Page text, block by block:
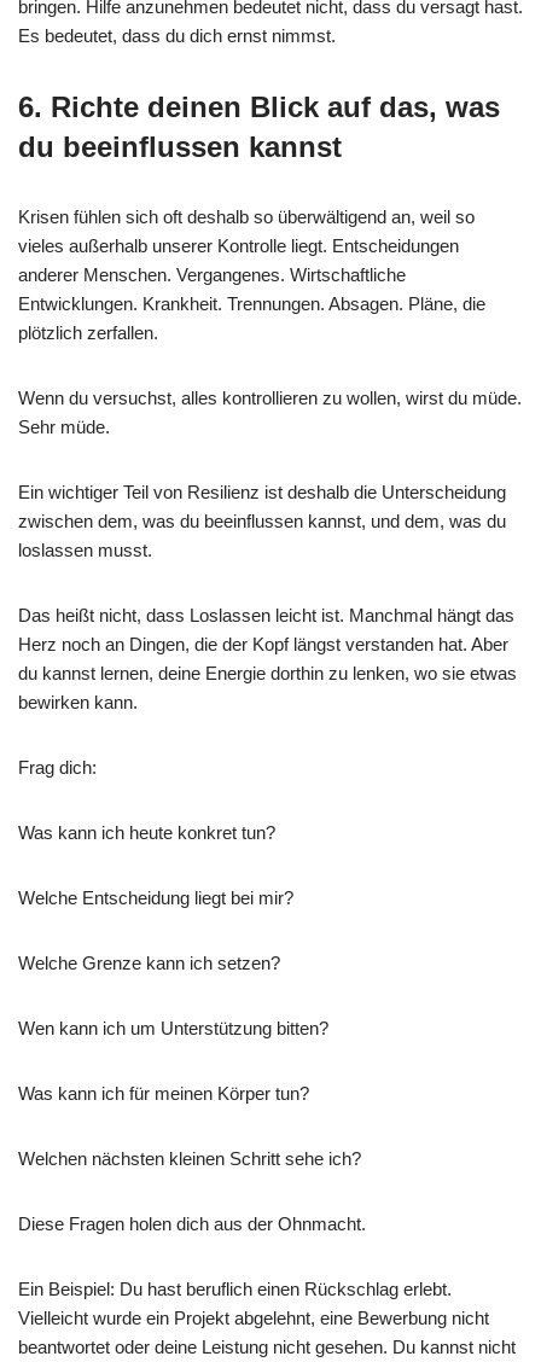
bringen. Hilfe anzunehmen bedeutet nicht, dass du versagt hast.
Es bedeutet, dass du dich ernst nimmst.
6. Richte deinen Blick auf das, was
du beeinflussen kannst
Krisen fühlen sich oft deshalb so überwältigend an, weil so
vieles außerhalb unserer Kontrolle liegt. Entscheidungen
anderer Menschen. Vergangenes. Wirtschaftliche
Entwicklungen. Krankheit. Trennungen. Absagen. Pläne, die
plötzlich zerfallen.
Wenn du versuchst, alles kontrollieren zu wollen, wirst du müde.
Sehr müde.
Ein wichtiger Teil von Resilienz ist deshalb die Unterscheidung
zwischen dem, was du beeinflussen kannst, und dem, was du
loslassen musst.
Das heißt nicht, dass Loslassen leicht ist. Manchmal hängt das
Herz noch an Dingen, die der Kopf längst verstanden hat. Aber
du kannst lernen, deine Energie dorthin zu lenken, wo sie etwas
bewirken kann.
Frag dich:
Was kann ich heute konkret tun?
Welche Entscheidung liegt bei mir?
Welche Grenze kann ich setzen?
Wen kann ich um Unterstützung bitten?
Was kann ich für meinen Körper tun?
Welchen nächsten kleinen Schritt sehe ich?
Diese Fragen holen dich aus der Ohnmacht.
Ein Beispiel: Du hast beruflich einen Rückschlag erlebt.
Vielleicht wurde ein Projekt abgelehnt, eine Bewerbung nicht
beantwortet oder deine Leistung nicht gesehen. Du kannst nicht